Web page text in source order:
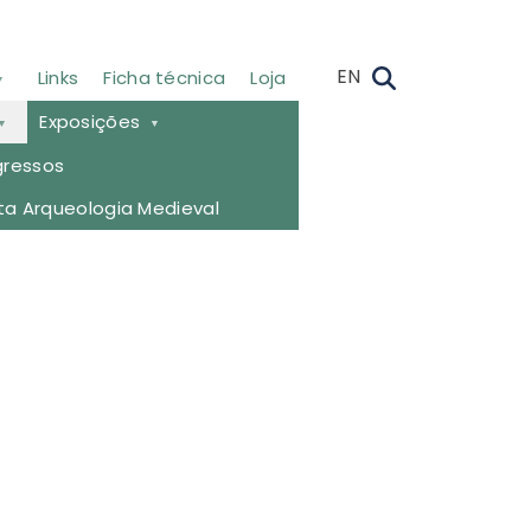
Exposições
Arqueologia Medieval
Links Ficha técnica Loja EN